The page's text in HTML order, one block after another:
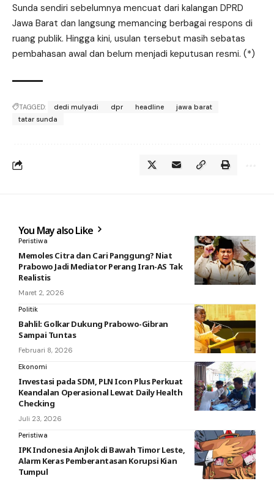
Sunda sendiri sebelumnya mencuat dari kalangan DPRD
Jawa Barat dan langsung memancing berbagai respons di
ruang publik. Hingga kini, usulan tersebut masih sebatas
pembahasan awal dan belum menjadi keputusan resmi. (*)
TAGGED: dedi mulyadi dpr headline
jawa barat
tatar sunda
You May also Like
Peristiwa
Memoles Citra dan Cari Panggung? Niat
Prabowo Jadi Mediator Perang Iran-AS Tak
Realistis
Maret 2, 2026
Politik
Bahlil: Golkar Dukung Prabowo-Gibran
Sampai Tuntas
Februari 8, 2026
Ekonomi
Investasi pada SDM, PLN Icon Plus Perkuat
Keandalan Operasional Lewat Daily Health
Checking
Juli 23, 2026
Peristiwa
IPK Indonesia Anjlok di Bawah Timor Leste,
Alarm Keras Pemberantasan Korupsi Kian
Tumpul